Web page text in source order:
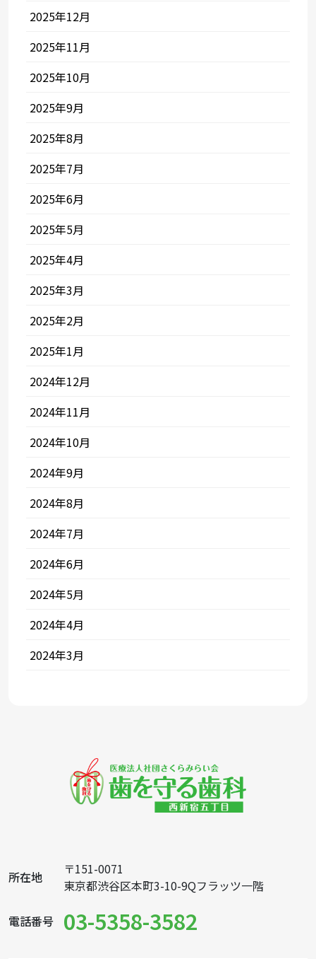
2025年12月
2025年11月
2025年10月
2025年9月
2025年8月
2025年7月
2025年6月
2025年5月
2025年4月
2025年3月
2025年2月
2025年1月
2024年12月
2024年11月
2024年10月
2024年9月
2024年8月
2024年7月
2024年6月
2024年5月
2024年4月
2024年3月
所在地
〒151-0071
東京都渋谷区本町3-10-9Qフラッツ一階
電話番号 03-5358-3582